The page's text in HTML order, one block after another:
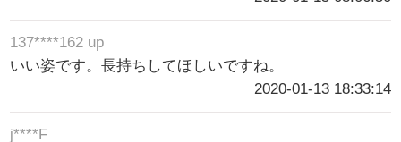
137****162 up
いい姿です。長持ちしてほしいですね。
2020-01-13 18:33:14
j****F